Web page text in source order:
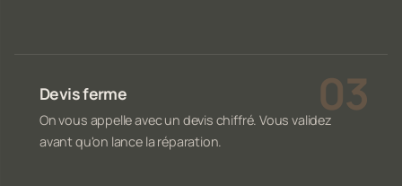
Devis ferme
On vous appelle avec un devis chiffré. Vous validez
avant qu'on lance la réparation.